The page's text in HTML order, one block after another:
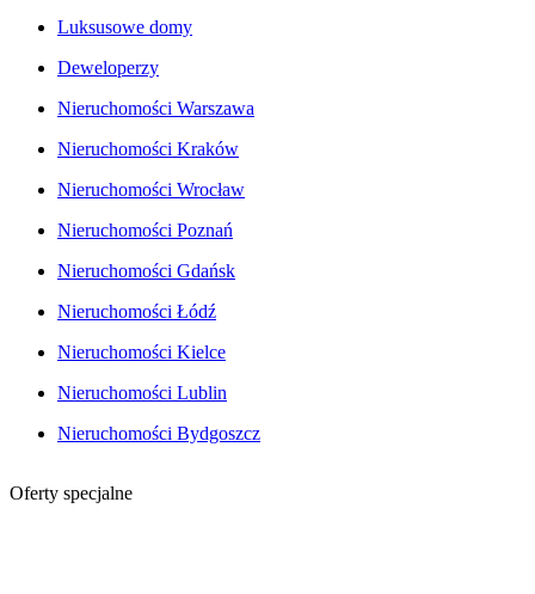
Luksusowe domy
Deweloperzy
Nieruchomości Warszawa
Nieruchomości Kraków
Nieruchomości Wrocław
Nieruchomości Poznań
Nieruchomości Gdańsk
Nieruchomości Łódź
Nieruchomości Kielce
Nieruchomości Lublin
Nieruchomości Bydgoszcz
Oferty specjalne